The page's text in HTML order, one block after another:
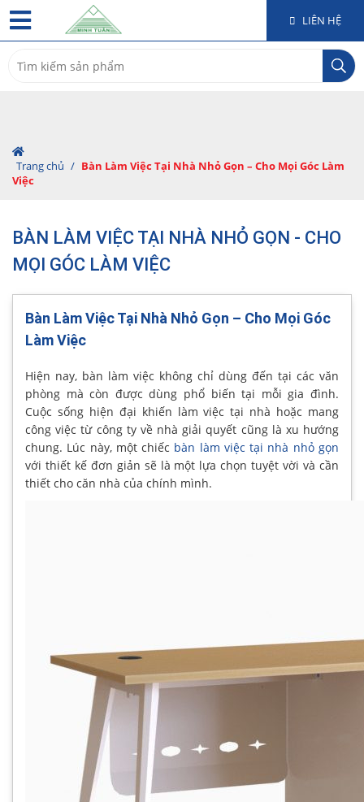
LIÊN HỆ
for:
Trang chủ / Bàn Làm Việc Tại Nhà Nhỏ Gọn – Cho Mọi Góc Làm
Việc
BÀN LÀM VIỆC TẠI NHÀ NHỎ GỌN - CHO
MỌI GÓC LÀM VIỆC
Bàn Làm Việc Tại Nhà Nhỏ Gọn – Cho Mọi Góc
Làm Việc
Hiện nay, bàn làm việc không chỉ dùng đến tại các văn
phòng mà còn được dùng phổ biến tại mỗi gia đình.
Cuộc sống hiện đại khiến làm việc tại nhà hoặc mang
công việc từ công ty về nhà giải quyết cũng là xu hướng
chung. Lúc này, một chiếc bàn làm việc tại nhà nhỏ gọn
với thiết kế đơn giản sẽ là một lựa chọn tuyệt vời và cần
thiết cho căn nhà của chính mình.